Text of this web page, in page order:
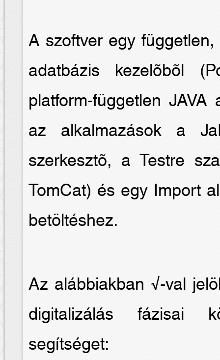
A szoftver egy
adatbázis kezelõbõl
platform-független
az alkalmazások a
szerkesztõ, a Testre
TomCat) és egy Import
betöltéshez.
Az alábbiakban √-val
digitalizálás fázisai
segítséget: